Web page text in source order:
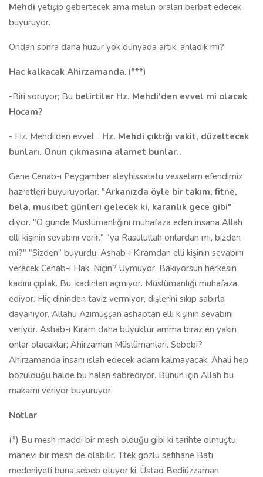
Mehdi yetişip gebertecek ama melun oraları berbat edecek
buyuruyor.
Ondan sonra daha huzur yok dünyada artık, anladık mı?
Hac kalkacak Ahirzamanda..(***)
-Biri soruyor; Bu belirtiler Hz. Mehdi'den evvel mi olacak
Hocam?
- Hz. Mehdi'den evvel .. Hz. Mehdi çıktığı vakit, düzeltecek
bunları. Onun çıkmasına alamet bunlar..
Gene Cenab-ı Peygamber aleyhissalatu vesselam efendimiz
hazretleri buyuruyorlar. "Arkanızda öyle bir takım, fitne,
bela, musibet günleri gelecek ki, karanlık gece gibi"
diyor. "O günde Müslümanlığını muhafaza eden insana Allah
elli kişinin sevabını verir." "ya Rasulullah onlardan mı, bizden
mi?" "Sizden" buyurdu. Ashab-ı Kiramdan elli kişinin sevabını
verecek Cenab-ı Hak. Niçin? Uymuyor. Bakıyorsun herkesin
kadını çıplak. Bu, kadınları açmıyor. Müslümanlığı muhafaza
ediyor. Hiç dininden taviz vermiyor, dişlerini sıkıp sabırla
dayanıyor. Allahu Azimüşşan ashaptan elli kişinin sevabını
veriyor. Ashab-ı Kiram daha büyüktür amma biraz en yakın
onlar olacaklar; Ahirzaman Müslümanları. Sebebi?
Ahirzamanda insanı ıslah edecek adam kalmayacak. Ahali hep
bozulduğu halde bu halen sabrediyor. Bunun için Allah bu
makamı veriyor buyuruyor.
Notlar
(*) Bu mesh maddi bir mesh olduğu gibi ki tarihte olmuştu,
manevi bir mesh de olabilir. Ttek gözlü sefihane Batı
medeniyeti buna sebeb oluyor ki, Üstad Bediüzzaman